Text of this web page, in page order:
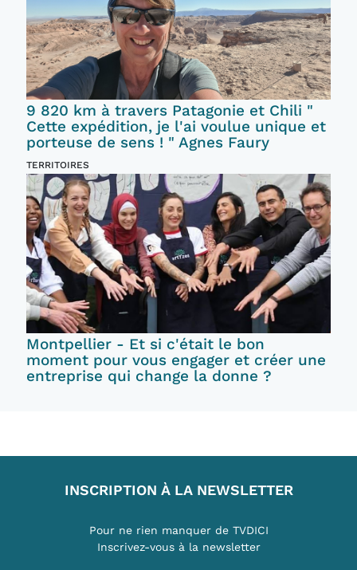
9 820 km à travers Patagonie et Chili "
Cette expédition, je l'ai voulue unique et
porteuse de sens ! " Agnes Faury
TERRITOIRES
Montpellier - Et si c'était le bon
moment pour vous engager et créer une
entreprise qui change la donne ?
INSCRIPTION À LA NEWSLETTER
Pour ne rien manquer de TVDICI
Inscrivez-vous à la newsletter